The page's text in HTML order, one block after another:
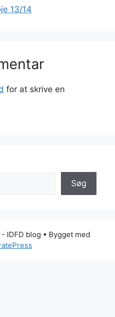
13/14
for at skrive en
Søg
IDFD blog • Bygget med